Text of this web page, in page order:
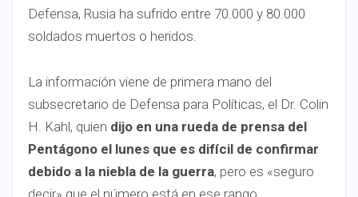
Defensa, Rusia ha sufrido entre 70.000 y 80.000
soldados muertos o heridos.
La información viene de primera mano del
subsecretario de Defensa para Políticas, el Dr. Colin
H. Kahl, quien dijo en una rueda de prensa del
Pentágono el lunes que es difícil de confirmar
debido a la niebla de la guerra, pero es «seguro
decir» que el número está en ese rango.